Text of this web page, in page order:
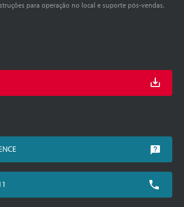
para operação no local e suporte pós-vendas.